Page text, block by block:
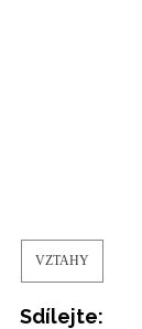
VZTAHY
Sdílejte: